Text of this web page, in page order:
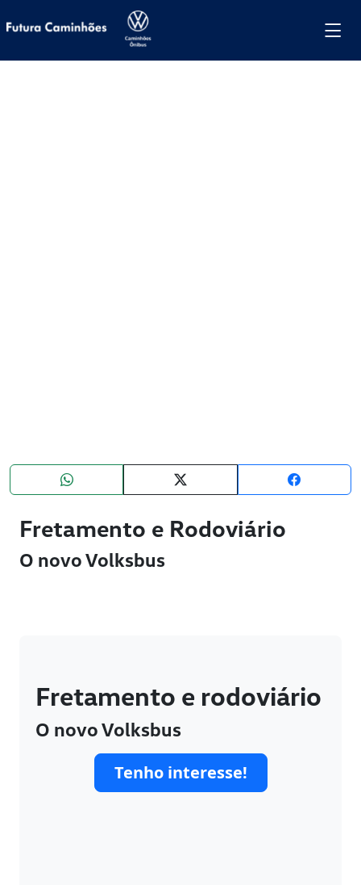
Fretamento e Rodoviário
O novo Volksbus
Fretamento e rodoviário
O novo Volksbus
Tenho interesse!